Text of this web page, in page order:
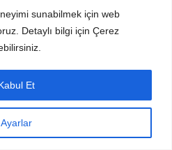
sunabilmek için web
Detaylı bilgi için Çerez
Ayarlar
Et
Uygulama, Android Oyun, Apk
ve cep telefonlarınızda kullanabilirsiniz.
Görünüm